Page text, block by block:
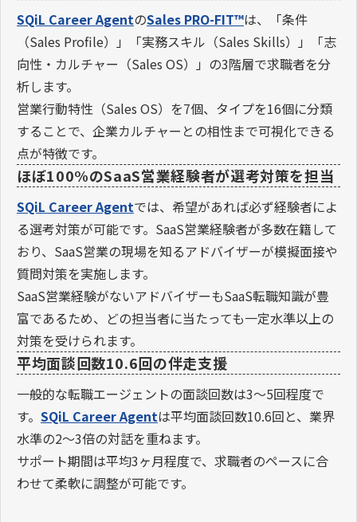
SQiL Career AgentのSales PRO-FIT™は、「条件
（Sales Profile）」「実務スキル（Sales Skills）」「志
向性・カルチャー（Sales OS）」の3階層で求職者を分
析します。
営業行動特性（Sales OS）を7個、タイプを16個に分類
することで、企業カルチャーとの相性まで可視化できる
点が特徴です。
ほぼ100%のSaaS営業経験者が選考対策を担当
SQiL Career Agentでは、希望があれば必ず経験者によ
る選考対策が可能です。SaaS営業経験者が多数在籍して
おり、SaaS営業の現場を知るアドバイザーが模擬面接や
質問対策を実施します。
SaaS営業経験がないアドバイザーもSaaS転職知識が豊
富であるため、どの担当者に当たっても一定水準以上の
対策を受けられます。
平均面談回数10.6回の伴走支援
一般的な転職エージェントの面談回数は3〜5回程度で
す。 SQiL Career Agentは平均面談回数10.6回と、業界
水準の2〜3倍の対話を重ねます。
サポート期間は平均3ヶ月程度で、求職者のペースに合
わせて柔軟に調整が可能です。